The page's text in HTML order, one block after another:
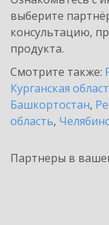
выберите
консультацию,
продукта.
Смотрите также:
Курганская
Башкортостан,
область,
Партнеры в